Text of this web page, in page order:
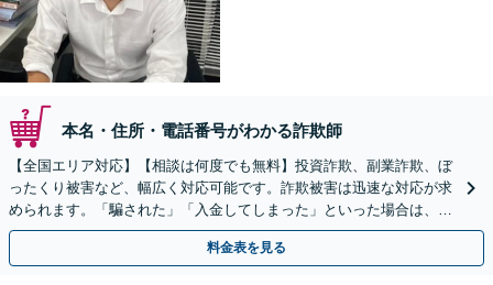
本名・住所・電話番号がわかる詐欺師
【全国エリア対応】【相談は何度でも無料】投資詐欺、副業詐欺、ぼ
ったくり被害など、幅広く対応可能です。詐欺被害は迅速な対応が求
められます。「騙された」「入金してしまった」といった場合は、お
早めにご相談ください。【電話・メール・WEB相談可】
料金表を見る